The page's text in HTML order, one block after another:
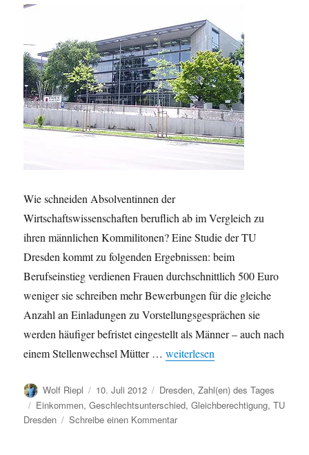
Wie schneiden Absolventinnen der
Wirtschaftswissenschaften beruflich ab im Vergleich zu
ihren männlichen Kommilitonen? Eine Studie der TU
Dresden kommt zu folgenden Ergebnissen: beim
Berufseinstieg verdienen Frauen durchschnittlich 500 Euro
weniger sie schreiben mehr Bewerbungen für die gleiche
Anzahl an Einladungen zu Vorstellungsgesprächen sie
werden häufiger befristet eingestellt als Männer – auch nach
einem Stellenwechsel Mütter …„Studie der TU Dresden:
weiterlesen
Autor
Wolf Riepl
Veröffentlicht
am
10. Juli 2012 Kategorien
Dresden,Zahl(en) des Tages
Schlagwörter
Einkommen,Geschlechtsunterschied,Gleichberechtigung,TU
Dresden
Schreibe einen Kommentarzu